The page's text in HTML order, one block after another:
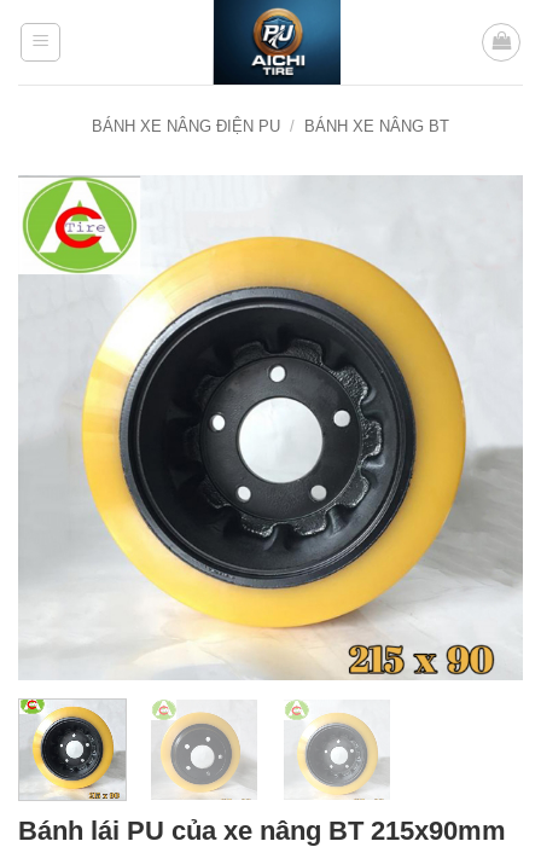
BÁNH XE NÂNG ĐIỆN PU / BÁNH XE NÂNG BT
Bánh lái PU của xe nâng BT 215x90mm